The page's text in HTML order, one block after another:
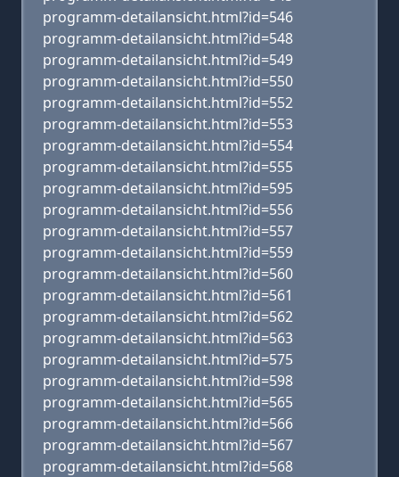
programm-detailansicht.html?id=546
programm-detailansicht.html?id=548
programm-detailansicht.html?id=549
programm-detailansicht.html?id=550
programm-detailansicht.html?id=552
programm-detailansicht.html?id=553
programm-detailansicht.html?id=554
programm-detailansicht.html?id=555
programm-detailansicht.html?id=595
programm-detailansicht.html?id=556
programm-detailansicht.html?id=557
programm-detailansicht.html?id=559
programm-detailansicht.html?id=560
programm-detailansicht.html?id=561
programm-detailansicht.html?id=562
programm-detailansicht.html?id=563
programm-detailansicht.html?id=575
programm-detailansicht.html?id=598
programm-detailansicht.html?id=565
programm-detailansicht.html?id=566
programm-detailansicht.html?id=567
programm-detailansicht.html?id=568